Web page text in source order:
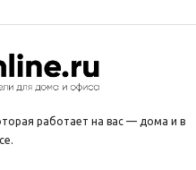
работает на вас — дома и в